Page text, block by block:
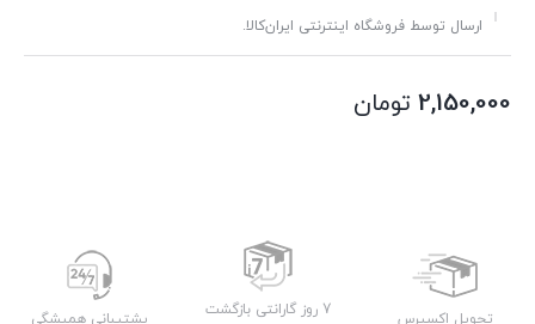
ارسال توسط فروشگاه اینترنتی ایران‌کالا.
2,150,000 تومان
تحویل اکسپرس
7 روز گارانتی بازگشت
پشتیبانی همیشگی